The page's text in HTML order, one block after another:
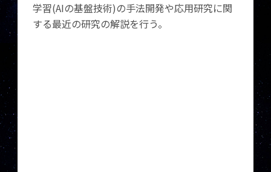
学習(AIの基盤技術)の手法開発や応用研究に関
する最近の研究の解説を行う。